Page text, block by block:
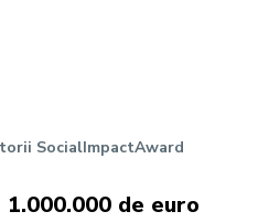
SocialImpactAward
1.000.000 de euro